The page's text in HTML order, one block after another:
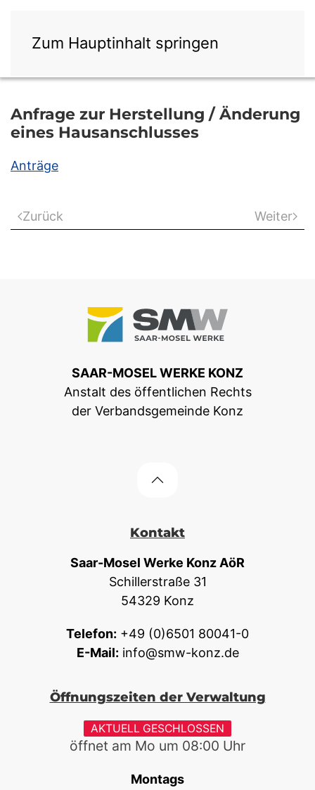
Zum Hauptinhalt springen
Anfrage zur Herstellung / Änderung
eines Hausanschlusses
Anträge
Zurück Weiter
SAAR-MOSEL WERKE KONZ
Anstalt des öffentlichen Rechts
der Verbandsgemeinde Konz
Kontakt
Saar-Mosel Werke Konz AöR
Schillerstraße 31
54329 Konz
Telefon: +49 (0)6501 80041-0
E-Mail: info@smw-konz.de
Öffnungszeiten der Verwaltung
AKTUELL GESCHLOSSEN
öffnet am Mo um 08:00 Uhr
Montags